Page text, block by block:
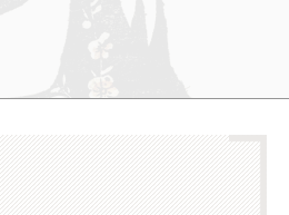
신진학자 초청 연구교류 사업
규장각-솔벗 연구비 지원 사업
규장각-산기 연구비 지원 사업
연구논문